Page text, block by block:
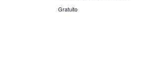
Gratuito